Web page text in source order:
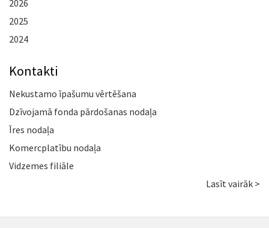
2026
2025
2024
Kontakti
Nekustamo īpašumu vērtēšana
Dzīvojamā fonda pārdošanas nodaļa
Īres nodaļa
Komercplatību nodaļa
Vidzemes filiāle
Lasīt vairāk >